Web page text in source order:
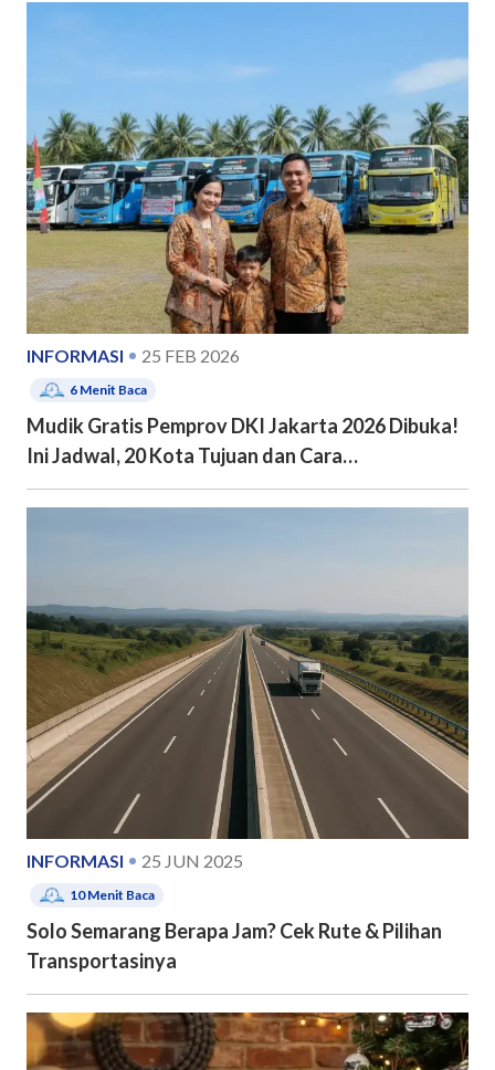
INFORMASI 25 FEB 2026
6 Menit Baca
Mudik Gratis Pemprov DKI Jakarta 2026 Dibuka!
Ini Jadwal, 20 Kota Tujuan dan Cara
Pendaftarannya
INFORMASI 25 JUN 2025
10Menit Baca
Solo Semarang Berapa Jam? Cek Rute & Pilihan
Transportasinya